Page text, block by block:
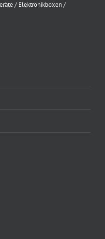
/ Elektronikboxen /